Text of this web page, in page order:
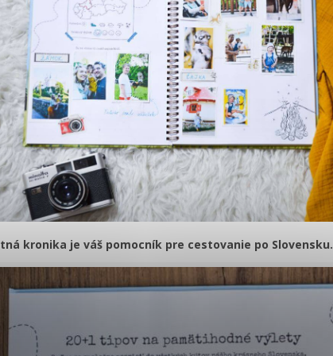
kronika je váš pomocník pre cestovanie po Slovensku.